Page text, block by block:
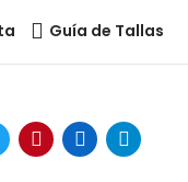
Guía de Tallas